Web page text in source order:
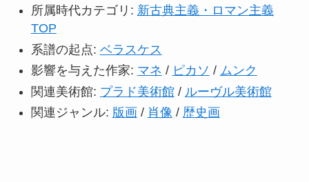
所属時代カテゴリ: 新古典主義・ロマン主義
TOP
系譜の起点: ベラスケス
影響を与えた作家: マネ / ピカソ / ムンク
関連美術館: プラド美術館/ ルーヴル美術館
関連ジャンル: 版画 / 肖像 / 歴史画